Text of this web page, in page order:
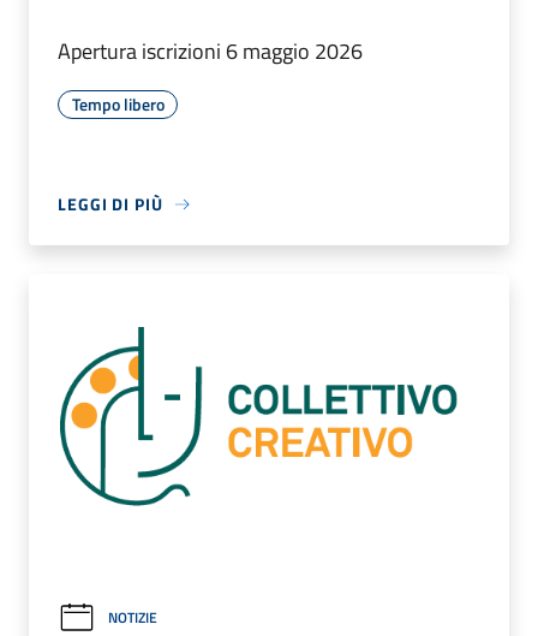
Apertura iscrizioni 6 maggio 2026
Tempo libero
LEGGI DI PIÙ
NOTIZIE